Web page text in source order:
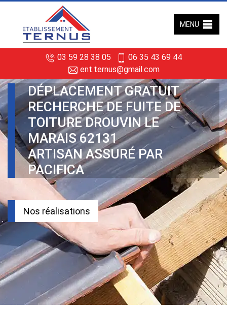
03 59 28 38 05
06 35 43 69 44
ent.ternus@gmail.com
MENU
DÉPLACEMENT GRATUIT
RECHERCHE DE FUITE DE
TOITURE DROUVIN LE
MARAIS 62131
ARTISAN ASSURÉ PAR
PACIFICA
Nos réalisations